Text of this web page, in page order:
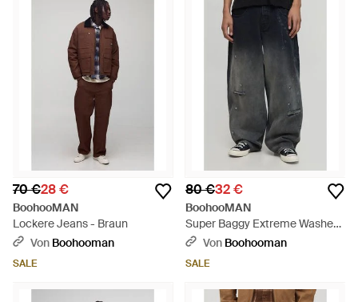
70 €28 €
BoohooMAN
Lockere Jeans - Braun
Von Boohooman
SALE
80 €32 €
BoohooMAN
Super Baggy Extreme Washed
Laser Printed Denim Jeans -
Von Boohooman
SALE